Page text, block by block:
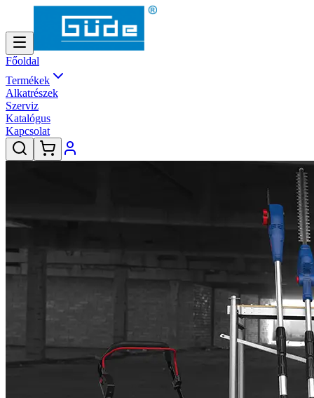
Főoldal
Termékek
Alkatrészek
Szerviz
Katalógus
Kapcsolat